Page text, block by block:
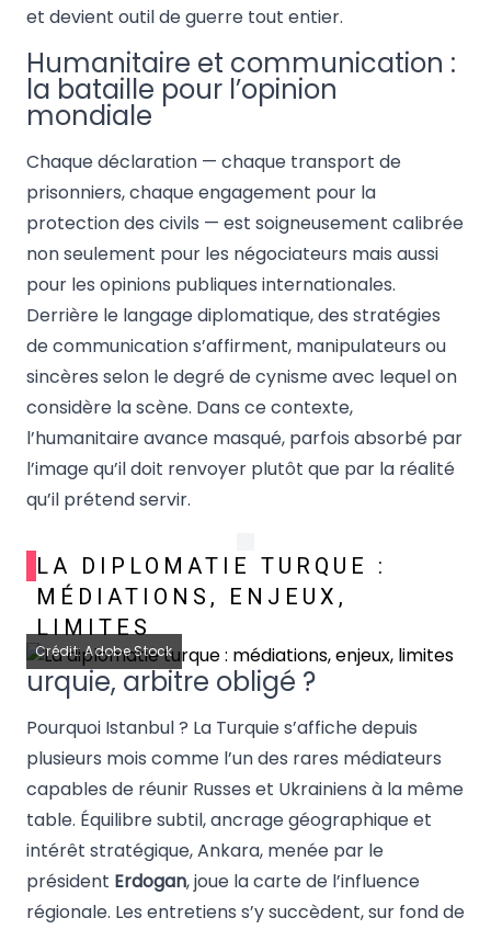
et devient outil de guerre tout entier.
Humanitaire et communication :
la bataille pour l’opinion
mondiale
Chaque déclaration — chaque transport de
prisonniers, chaque engagement pour la
protection des civils — est soigneusement calibrée
non seulement pour les négociateurs mais aussi
pour les opinions publiques internationales.
Derrière le langage diplomatique, des stratégies
de communication s’affirment, manipulateurs ou
sincères selon le degré de cynisme avec lequel on
considère la scène. Dans ce contexte,
l’humanitaire avance masqué, parfois absorbé par
l’image qu’il doit renvoyer plutôt que par la réalité
qu’il prétend servir.
LA DIPLOMATIE TURQUE :
MÉDIATIONS, ENJEUX,
LIMITES
Crédit: Adobe Stock
urquie, arbitre obligé ?
Pourquoi Istanbul ? La Turquie s’affiche depuis
plusieurs mois comme l’un des rares médiateurs
capables de réunir Russes et Ukrainiens à la même
table. Équilibre subtil, ancrage géographique et
intérêt stratégique, Ankara, menée par le
président Erdogan, joue la carte de l’influence
régionale. Les entretiens s’y succèdent, sur fond de